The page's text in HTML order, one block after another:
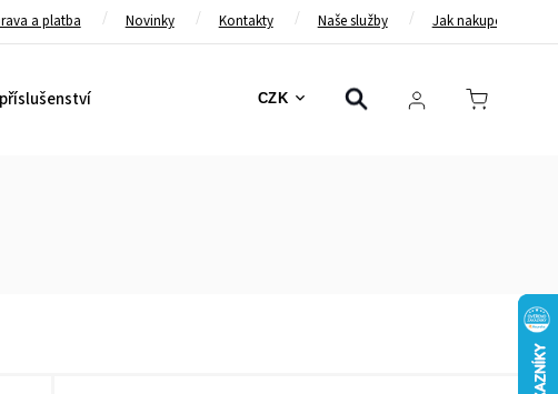
a platba Novinky Kontakty Naše služby Jak nakupovat
CZK
Bezpečnostní pásy Bezpečnostní rámy